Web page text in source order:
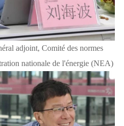
adjoint, Comité des normes
nationale de l'énergie (NEA)